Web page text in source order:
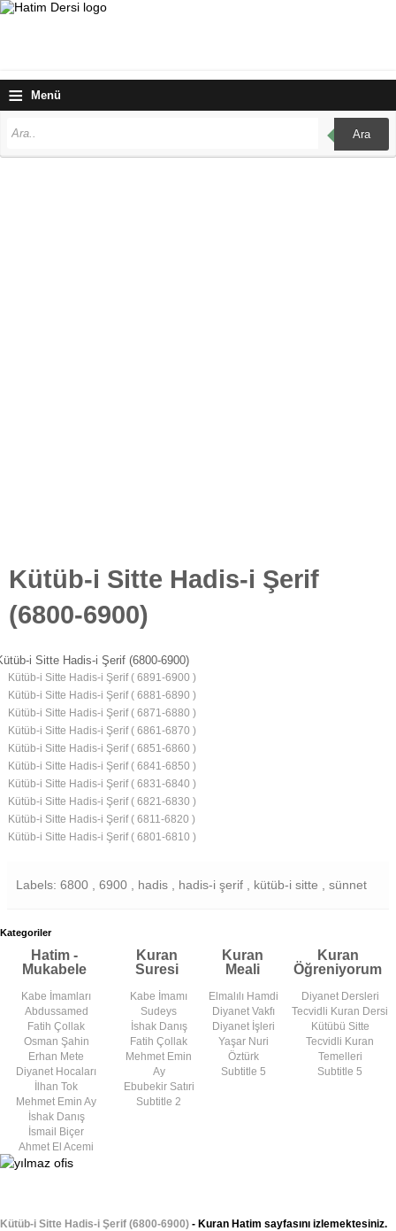
≡ Menü
Ara
Kütüb-i Sitte Hadis-i Şerif
(6800-6900)
i Sitte Hadis-i Şerif (6800-6900)
Kütüb-i Sitte Hadis-i Şerif ( 6891-6900 )
Kütüb-i Sitte Hadis-i Şerif ( 6881-6890 )
Kütüb-i Sitte Hadis-i Şerif ( 6871-6880 )
Kütüb-i Sitte Hadis-i Şerif ( 6861-6870 )
Kütüb-i Sitte Hadis-i Şerif ( 6851-6860 )
Kütüb-i Sitte Hadis-i Şerif ( 6841-6850 )
Kütüb-i Sitte Hadis-i Şerif ( 6831-6840 )
Kütüb-i Sitte Hadis-i Şerif ( 6821-6830 )
Kütüb-i Sitte Hadis-i Şerif ( 6811-6820 )
Kütüb-i Sitte Hadis-i Şerif ( 6801-6810 )
Labels: 6800 , 6900 , hadis , hadis-i şerif , kütüb-i sitte , sünnet
Kategoriler
Hatim -
Mukabele
Kuran
Suresi
Kuran
Meali
Kuran
Öğreniyorum
Kabe İmamları
Abdussamed
Fatih Çollak
Osman Şahin
Erhan Mete
Diyanet Hocaları
İlhan Tok
Mehmet Emin Ay
İshak Danış
İsmail Biçer
Ahmet El Acemi
Kabe İmamı
Sudeys
İshak Danış
Fatih Çollak
Mehmet Emin
Ay
Ebubekir Satıri
Subtitle 2
Elmalılı Hamdi
Diyanet Vakfı
Diyanet İşleri
Yaşar Nuri
Öztürk
Subtitle 5
Diyanet Dersleri
Tecvidli Kuran Dersi
Kütübü Sitte
Tecvidli Kuran
Temelleri
Subtitle 5
Kütüb-i Sitte Hadis-i Şerif (6800-6900) - Kuran Hatim sayfasını izlemektesiniz.